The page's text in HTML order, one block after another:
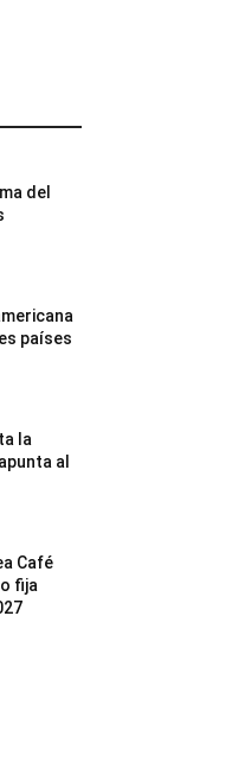
del
países
la
al
Café
fija